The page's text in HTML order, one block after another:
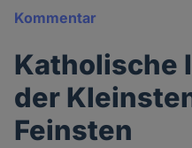
Kommentar
Katholische
der
Feinsten